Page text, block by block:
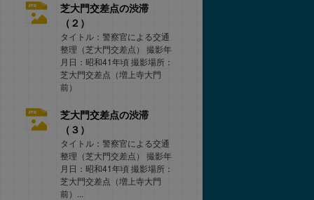
芝大門交差点の渋滞
（２）
タイトル：警察官による交通
整理（芝大門交差点） 撮影年
月日：昭和41年頃 撮影場所：
芝大門交差点（増上寺大門
前）
芝大門交差点の渋滞
（３）
タイトル：警察官による交通
整理（芝大門交差点） 撮影年
月日：昭和41年頃 撮影場所：
芝大門交差点（増上寺大門
前）...